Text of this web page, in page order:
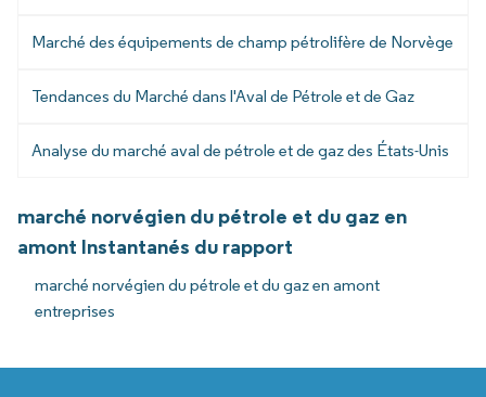
Marché des équipements de champ pétrolifère de Norvège
Tendances du Marché dans l'Aval de Pétrole et de Gaz
Analyse du marché aval de pétrole et de gaz des États-Unis
marché norvégien du pétrole et du gaz en
amont Instantanés du rapport
marché norvégien du pétrole et du gaz en amont
entreprises